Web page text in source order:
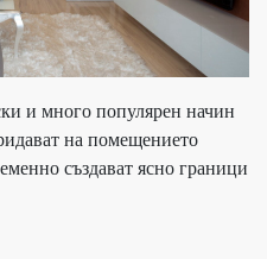
и много популярен начин
на помещението
създават ясно граници